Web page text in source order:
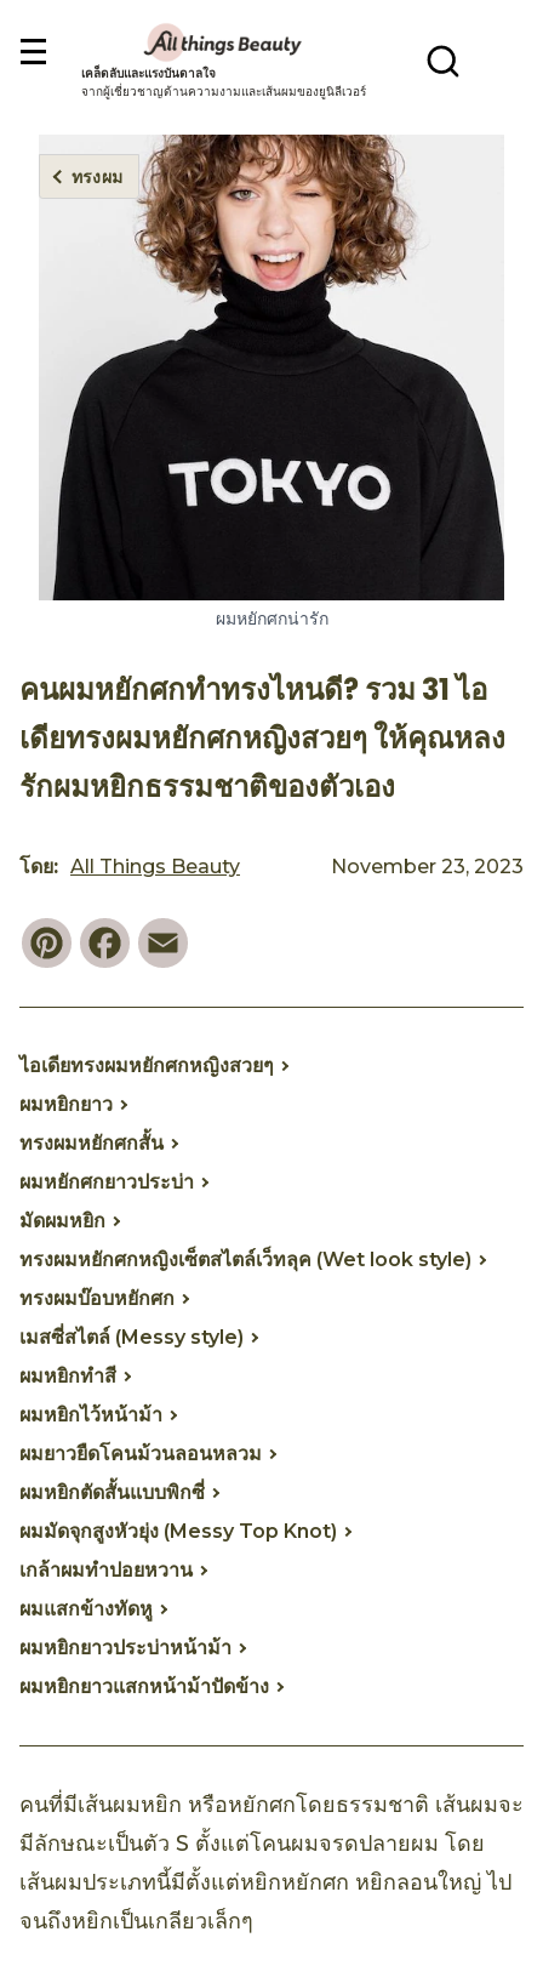
เคล็ดลับและแรงบันดาลใจ
จากผู้เชี่ยวชาญด้านความงามและเส้นผมของยูนิลีเวอร์
ทรงผม
ผมหยักศกน่ารัก
คนผมหยักศกทำทรงไหนดี? รวม 31 ไอ
เดียทรงผมหยักศกหญิงสวยๆ ให้คุณหลง
รักผมหยิกธรรมชาติของตัวเอง
โดย: All Things Beauty November 23, 2023
PinterestFacebook
ไอเดียทรงผมหยักศกหญิงสวยๆ
ผมหยิกยาว
ทรงผมหยักศกสั้น
ผมหยักศกยาวประบ่า
มัดผมหยิก
ทรงผมหยักศกหญิงเซ็ตสไตล์เว็ทลุค (Wet look style)
ทรงผมบ๊อบหยักศก
เมสซี่สไตล์ (Messy style)
ผมหยิกทำสี
ผมหยิกไว้หน้าม้า
ผมยาวยืดโคนม้วนลอนหลวม
ผมหยิกตัดสั้นแบบพิกซี่
ผมมัดจุกสูงหัวยุ่ง (Messy Top Knot)
เกล้าผมทำปอยหวาน
ผมแสกข้างทัดหู
ผมหยิกยาวประบ่าหน้าม้า
ผมหยิกยาวแสกหน้าม้าปัดข้าง
คนที่มีเส้นผมหยิก หรือหยักศกโดยธรรมชาติ เส้นผมจะ
มีลักษณะเป็นตัว S ตั้งแต่โคนผมจรดปลายผม โดย
เส้นผมประเภทนี้มีตั้งแต่หยิกหยักศก หยิกลอนใหญ่ ไป
จนถึงหยิกเป็นเกลียวเล็กๆ